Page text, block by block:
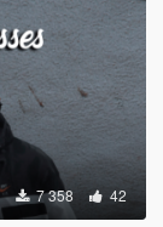
7 358 42